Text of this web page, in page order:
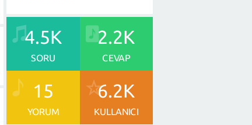
4.5K
SORU
2.2K
CEVAP
15
YORUM
6.2K
KULLANICI